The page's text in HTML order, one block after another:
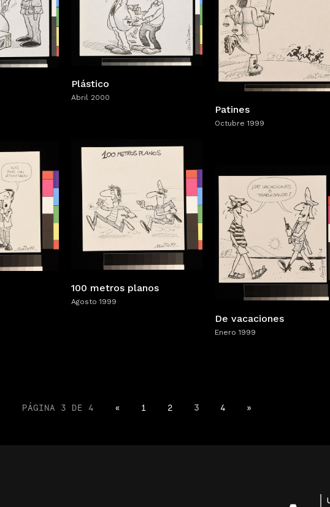
Plástico
Abril 2000
Patines
Octubre 1999
100 metros planos
Agosto 1999
De vacaciones
Enero 1999
PÁGINA 3 DE 4 « 1 2 3 4 »